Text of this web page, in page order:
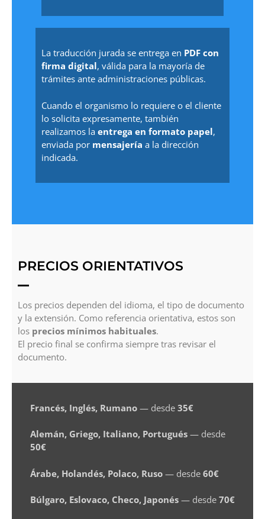
La traducción jurada se entrega en PDF con
firma digital, válida para la mayoría de
trámites ante administraciones públicas.
Cuando el organismo lo requiere o el cliente
lo solicita expresamente, también
realizamos la entrega en formato papel,
enviada por mensajería a la dirección
indicada.
PRECIOS ORIENTATIVOS
Los precios dependen del idioma, el tipo de documento
y la extensión. Como referencia orientativa, estos son
los precios mínimos habituales.
El precio final se confirma siempre tras revisar el
documento.
Francés, Inglés, Rumano — desde 35€
Alemán, Griego, Italiano, Portugués — desde
50€
Árabe, Holandés, Polaco, Ruso — desde 60€
Búlgaro, Eslovaco, Checo, Japonés — desde 70€